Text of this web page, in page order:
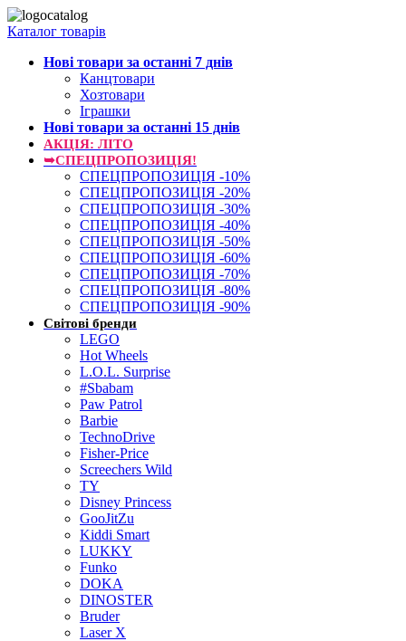
Каталог товарів
Нові товари за останнi 7 днiв
Канцтовари
Хозтовари
Іграшки
Нові товари за останнi 15 днiв
АКЦІЯ: ЛІТО
➥СПЕЦПРОПОЗИЦІЯ!
СПЕЦПРОПОЗИЦІЯ -10%
СПЕЦПРОПОЗИЦІЯ -20%
СПЕЦПРОПОЗИЦІЯ -30%
СПЕЦПРОПОЗИЦІЯ -40%
СПЕЦПРОПОЗИЦІЯ -50%
СПЕЦПРОПОЗИЦІЯ -60%
СПЕЦПРОПОЗИЦІЯ -70%
СПЕЦПРОПОЗИЦІЯ -80%
СПЕЦПРОПОЗИЦІЯ -90%
Світові бренди
LEGO
Hot Wheels
L.O.L. Surprise
#Sbabam
Paw Patrol
Barbie
TechnoDrive
Fisher-Price
Screechers Wild
TY
Disney Princess
GooJitZu
Kiddi Smart
LUKKY
Funko
DOKA
DINOSTER
Bruder
Laser X